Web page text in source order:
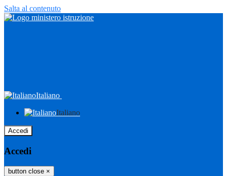
Salta al contenuto
Italiano
Italiano
Accedi
Accedi
button close ×